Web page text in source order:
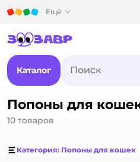
Ещё
Каталог
Попоны для
10 товаров
Категория: Попоны для кошек